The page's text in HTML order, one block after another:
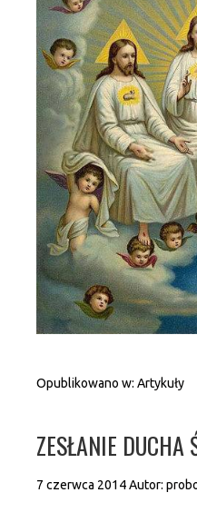
Opublikowano w: Artykuły
ZESŁANIE DUCHA
7 czerwca 2014Autor: